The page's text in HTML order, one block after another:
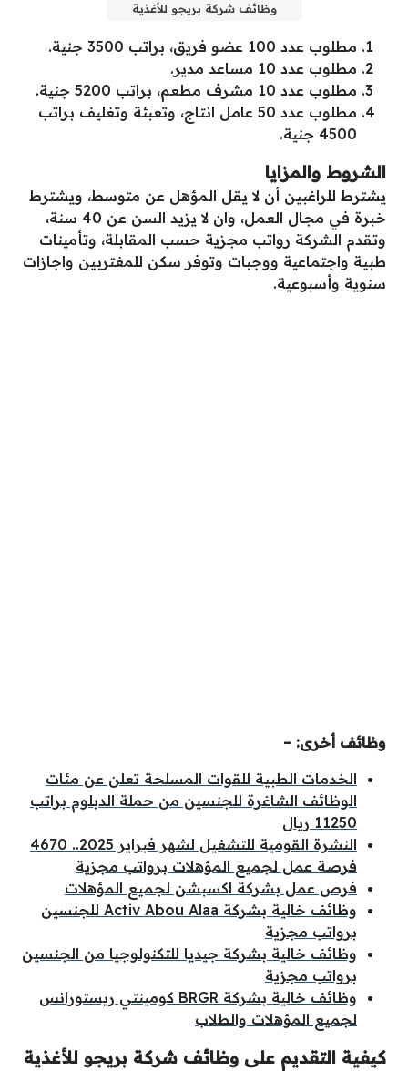
وظائف شركة بريجو للأغذية
مطلوب عدد 100 عضو فريق، براتب 3500 جنية.
مطلوب عدد 10 مساعد مدير.
مطلوب عدد 10 مشرف مطعم، براتب 5200 جنية.
مطلوب عدد 50 عامل انتاج، وتعبئة وتغليف براتب
4500 جنية.
الشروط والمزايا
يشترط للراغبين أن لا يقل المؤهل عن متوسط، ويشترط
خبرة في مجال العمل، وان لا يزيد السن عن 40 سنة،
وتقدم الشركة رواتب مجزية حسب المقابلة، وتأمينات
طبية واجتماعية ووجبات وتوفر سكن للمغتربين واجازات
سنوية وأسبوعية.
وظائف أخرى: –
الخدمات الطبية للقوات المسلحة تعلن عن مئات
الوظائف الشاغرة للجنسين من حملة الدبلوم براتب
11250 ريال
النشرة القومية للتشغيل لشهر فبراير 2025.. 4670
فرصة عمل لجميع المؤهلات برواتب مجزية
فرص عمل بشركة اكسبشن لجميع المؤهلات
وظائف خالية بشركة Activ Abou Alaa للجنسين
برواتب مجزية
وظائف خالية بشركة جيديا للتكنولوجيا من الجنسين
برواتب مجزية
وظائف خالية بشركة BRGR كومينتي ريستورانس
لجميع المؤهلات والطلاب
كيفية التقديم على وظائف شركة بريجو للأغذية